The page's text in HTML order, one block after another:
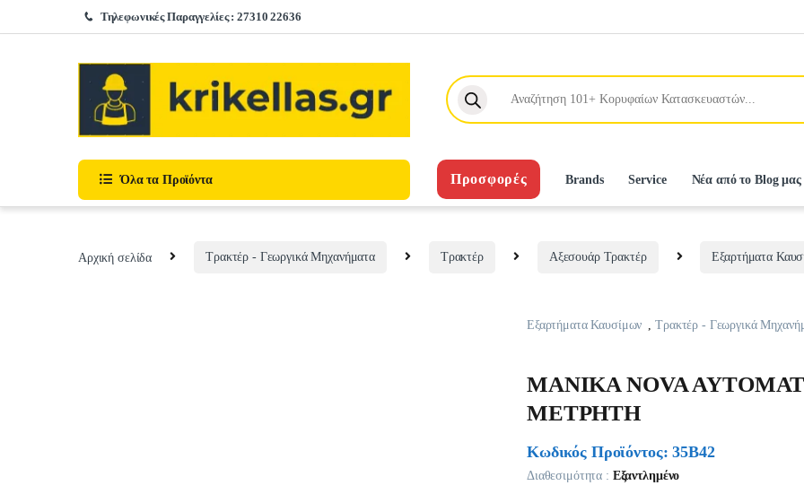
Skip to navigation
Τηλεφωνικές Παραγγελίες : 27310 22636
Products search
Όλα τα Προϊόντα Προσφορές Brands Service Νέα από το Blog μας
Αρχική σελίδα Τρακτέρ - Γεωργικά Μηχανήματα Τρακτέρ Αξεσουάρ Τρακτέρ Εξαρτήματα
Εξαρτήματα Καυσίμων ,Τρακτέρ - Γεωργικά
MANIKA NOVA
ΜΕΤΡΗΤΗ
Κωδικός Προϊόντος: 35B42
Διαθεσιμότητα : Εξαντλημένο